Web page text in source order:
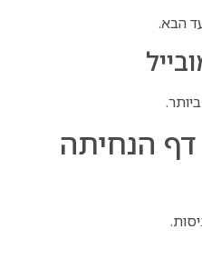
הבא.
דף הנחיתה